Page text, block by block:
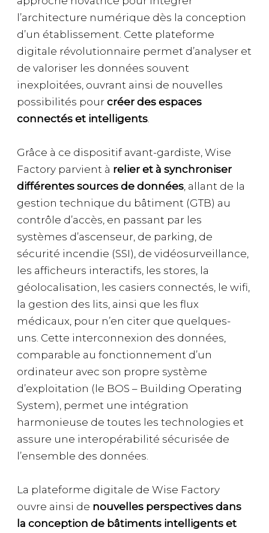
l’architecture numérique dès la conception
d’un établissement. Cette plateforme
digitale révolutionnaire permet d’analyser et
de valoriser les données souvent
inexploitées, ouvrant ainsi de nouvelles
possibilités pourcréer des espaces
connectés et intelligents
Grâce à ce dispositif avant-gardiste, Wise
Factory parvient à relier et à synchroniser
différentes sources de données , allant de la
gestion technique du bâtiment (GTB) au
contrôle d’accès, en passant par les
systèmes d’ascenseur, de parking, de
sécurité incendie (SSI), de vidéosurveillance,
les afficheurs interactifs, les stores, la
géolocalisation, les casiers connectés, le wifi,
la gestion des lits, ainsi que les flux
médicaux, pour n’en citer que quelques-
uns. Cette interconnexion des données,
comparable au fonctionnement d’un
ordinateur avec son propre système
d’exploitation (le BOS – Building Operating
System), permet une intégration
harmonieuse de toutes les technologies et
assure une interopérabilité sécurisée de
l’ensemble des données.
La plateforme digitale de Wise Factory
ouvre ainsi de nouvelles perspectives dans
la conception de bâtiments intelligents et